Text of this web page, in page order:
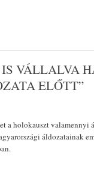
VÁLLALVA
ELŐTT”
a holokauszt valamennyi
áldozatainak